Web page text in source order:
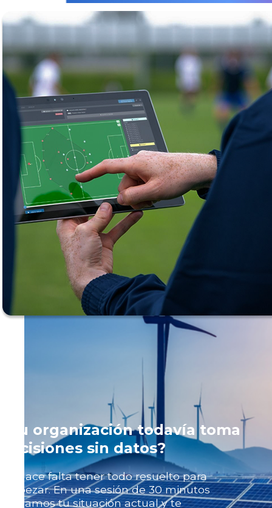
Industria
Mejora operaciones con automatización e
inteligencia artificial.
¿Tu organización todavía toma
decisiones sin datos?
No hace falta tener todo resuelto para
empezar. En una sesión de 30 minutos
revisamos tu situación actual y te